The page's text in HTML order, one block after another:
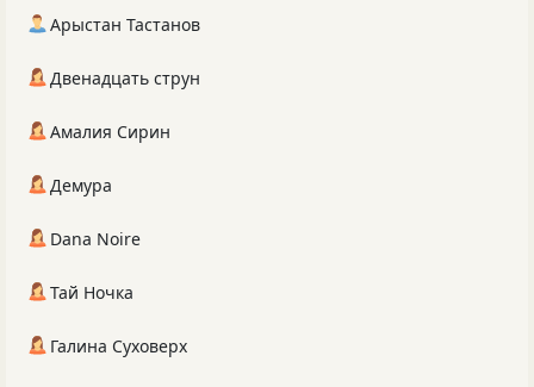
Арыстан Тастанов
Двенадцать струн
Амалия Сирин
Демура
Dana Noire
Тай Ночка
Галина Суховерх